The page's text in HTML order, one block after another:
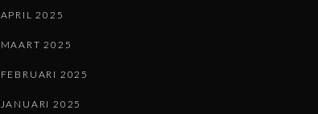
APRIL 2025
MAART 2025
FEBRUARI 2025
JANUARI 2025